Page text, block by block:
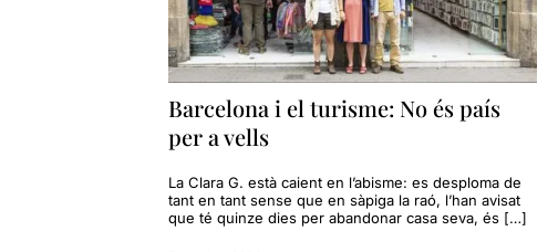
Barcelona i el turisme: No és país
per a vells
La Clara G. està caient en l’abisme: es desploma de
tant en tant sense que en sàpiga la raó, l’han avisat
que té quinze dies per abandonar casa seva, és […]